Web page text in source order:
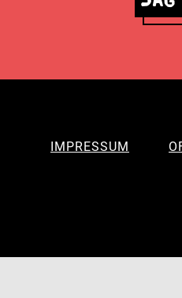
IMPRESSUM